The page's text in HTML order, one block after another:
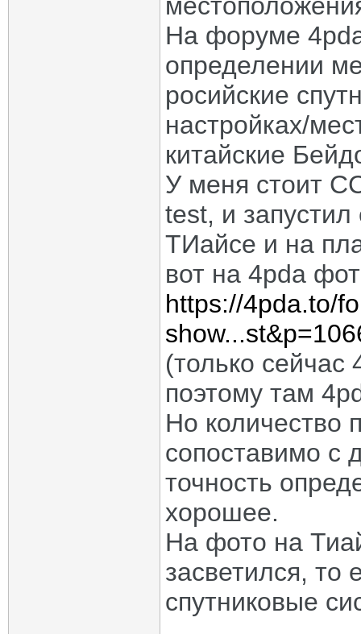
На форуме
определении
росийские
настройках/
китайские
У меня стоит
test, и
ТИайсе и на
вот на 4pda
https://4pda.to/
(только сейчас
поэтому там
Но количество
сопоставимо с
точность
хорошее.
На фото на
засветился,
спутниковые